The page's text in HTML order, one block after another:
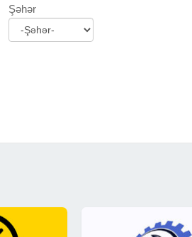
Şəhər